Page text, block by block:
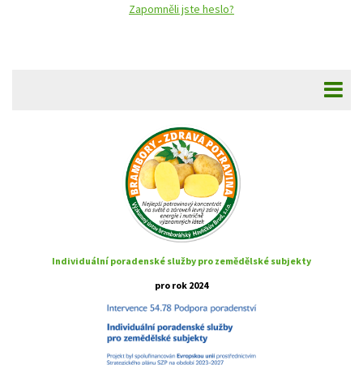
Zapomněli jste heslo?
Individuální poradenské služby pro zemědělské subjekty
pro rok 2024